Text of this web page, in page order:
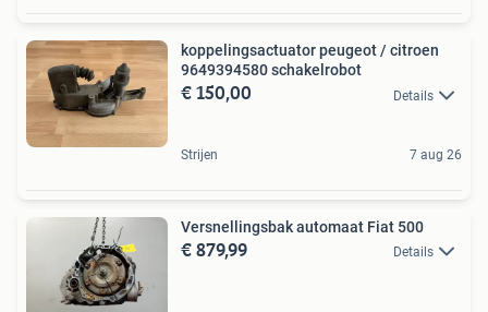
koppelingsactuator peugeot / citroen
9649394580 schakelrobot
€ 150,00 Details
Strijen 7 aug 26
Versnellingsbak automaat Fiat 500
€ 879,99 Details